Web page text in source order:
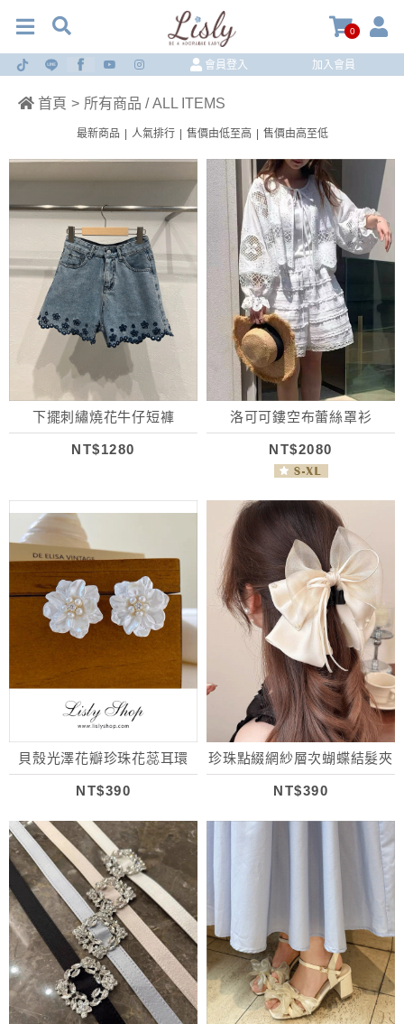
0
會員登入 加入會員
首頁 > 所有商品 / ALL ITEMS
最新商品 人氣排行 售價由低至高 售價由高至低
下擺刺繡燒花牛仔短褲
NT$1280
洛可可鏤空布蕾絲罩衫
NT$2080
貝殼光澤花瓣珍珠花蕊耳環
NT$390
珍珠點綴網紗層次蝴蝶結髮夾
NT$390